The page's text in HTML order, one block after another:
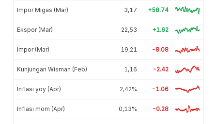
Impor Migas (Mar) 3,17 +58.74
Ekspor (Mar) 22,53 +1.62
Impor (Mar) 19,21 -8.08
Kunjungan Wisman (Feb) 1,16 -2.42
Inflasi yoy (Apr) 2,42% -1.06
Inflasi mom (Apr) 0,13% -0.28